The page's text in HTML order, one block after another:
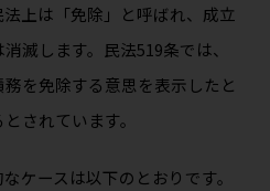
上は「免除」と呼ばれ、成立
滅します。民法519条では、
を免除する意思を表示したと
されています。
ケースは以下のとおりです。